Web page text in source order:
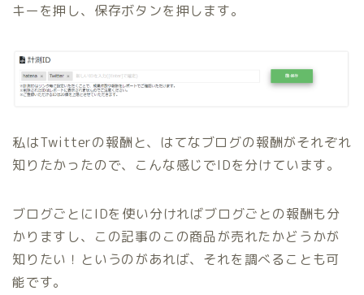
キーを押し、保存ボタンを押します。
私はTwitterの報酬と、はてなブログの報酬がそれぞれ
知りたかったので、こんな感じでIDを分けています。
ブログごとにIDを使い分ければブログごとの報酬も分
かりますし、この記事のこの商品が売れたかどうかが
知りたい！というのがあれば、それを調べることも可
能です。